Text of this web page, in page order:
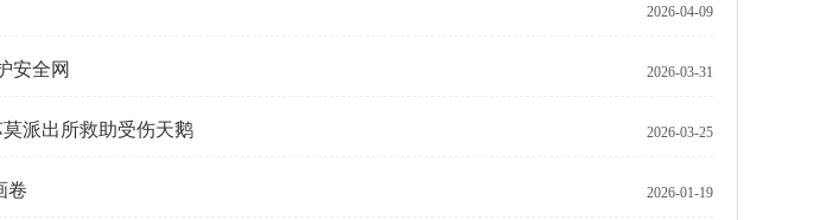
2026-04-09
安全网 2026-03-31
派出所救助受伤天鹅 2026-03-25
卷 2026-01-19